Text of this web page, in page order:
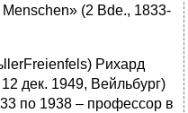
(2 Bde., 1833-
Рихард
дек. 1949, Вейльбург)
по 1938 – профессор в